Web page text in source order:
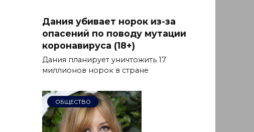
Дания убивает норок из-за
опасений по поводу мутации
коронавируса (18+)
Дания планирует уничтожить 17
миллионов норок в стране
ОБЩЕСТВО